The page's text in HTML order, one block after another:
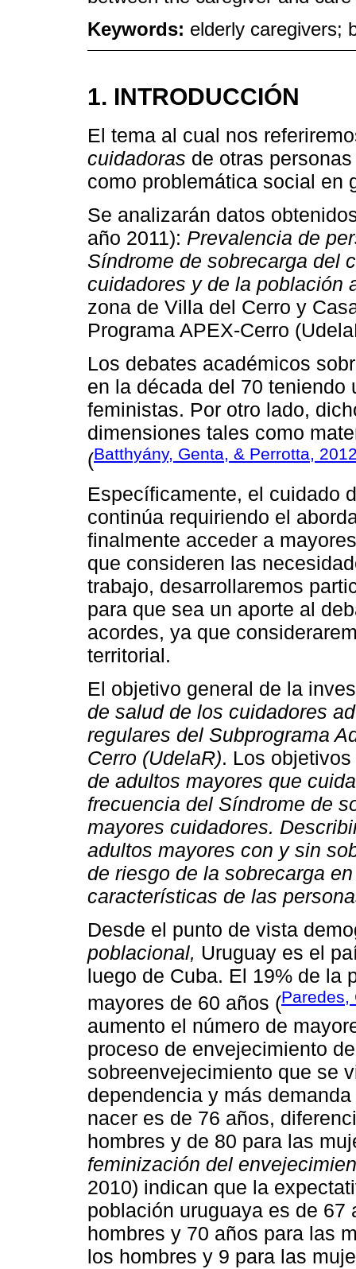
Keywords: elderly caregivers;
1. INTRODUCCIÓN
El tema al cual nos
cuidadoras de otras
como problemática social en
Se analizarán datos
año 2011): Prevalencia de
Síndrome de sobrecarga del
cuidadores y de la población
zona de Villa del Cerro y
Programa APEX-Cerro
Los debates académicos
en la década del 70
feministas. Por otro lado,
dimensiones tales como
(Batthyány, Genta, & Perrotta,
Específicamente, el cuidado
continúa requiriendo el
finalmente acceder a
que consideren las
trabajo, desarrollaremos
para que sea un aporte al
acordes, ya que
territorial.
El objetivo general de la
de salud de los cuidadores
regulares del Subprograma
Cerro (UdelaR). Los
de adultos mayores que
frecuencia del Síndrome de
mayores cuidadores.
adultos mayores con y sin
de riesgo de la sobrecarga
características de las
Desde el punto de vista
poblacional, Uruguay es el
luego de Cuba. El 19% de la
mayores de 60 años (Paredes,
aumento el número de
proceso de envejecimiento
sobreenvejecimiento que se
dependencia y más
nacer es de 76 años,
hombres y de 80 para las
feminización del
2010) indican que la
población uruguaya es de
hombres y 70 años para las
los hombres y 9 para las